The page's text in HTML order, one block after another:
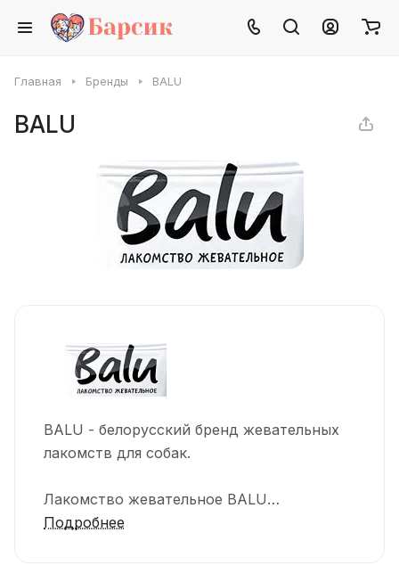
Главная Бренды BALU
BALU
BALU - белорусский бренд жевательных
лакомств для собак.
Лакомство жевательное BALU
используется для ежедневной чистки и
Подробнее